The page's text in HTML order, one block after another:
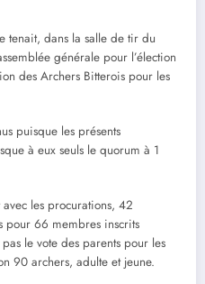
tenait, dans la salle de tir du
générale pour l’élection
des Archers Bitterois pour les
puisque les présents
à eux seuls le quorum à 1
les procurations, 42
pour 66 membres inscrits
le vote des parents pour les
90 archers, adulte et jeune.